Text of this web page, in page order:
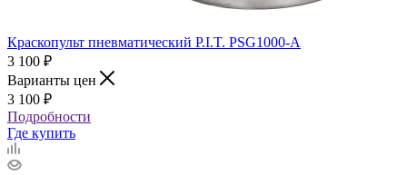
Краскопульт пневматический P.I.T. PSG1000-A
3 100 ₽
Варианты цен
3 100 ₽
Подробности
Где купить